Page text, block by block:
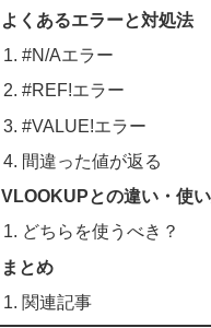
よくあるエラーと対処法
#N/Aエラー
#REF!エラー
#VALUE!エラー
間違った値が返る
VLOOKUPとの違い・使
どちらを使うべき？
まとめ
関連記事